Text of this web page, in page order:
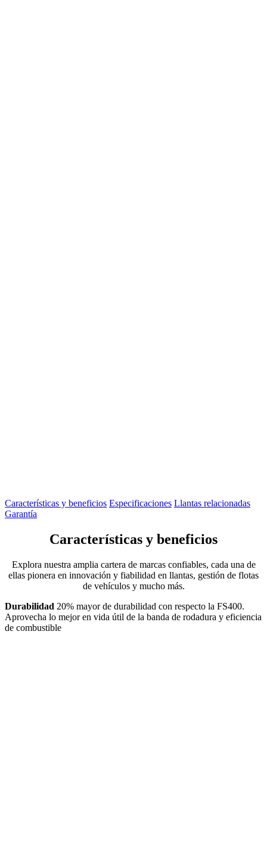
Características y beneficios Especificaciones Llantas relacionadas
Garantía
Características y beneficios
Explora nuestra amplia cartera de marcas confiables, cada una de
ellas pionera en innovación y fiabilidad en llantas, gestión de flotas
de vehículos y mucho más.
Durabilidad 20% mayor de durabilidad con respecto la FS400.
Aprovecha lo mejor en vida útil de la banda de rodadura y eficiencia
de combustible